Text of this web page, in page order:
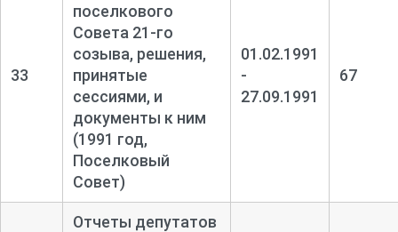
33
поселкового
Совета 21-го
созыва, решения,
принятые
сессиями, и
документы к ним
(1991 год,
Поселковый
Совет)
01.02.1991
-
27.09.1991
67
Отчеты депутатов